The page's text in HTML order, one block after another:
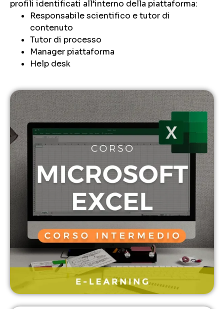
profili identificati all’interno della piattaforma:
Responsabile scientifico e tutor di
contenuto
Tutor di processo
Manager piattaforma
Help desk